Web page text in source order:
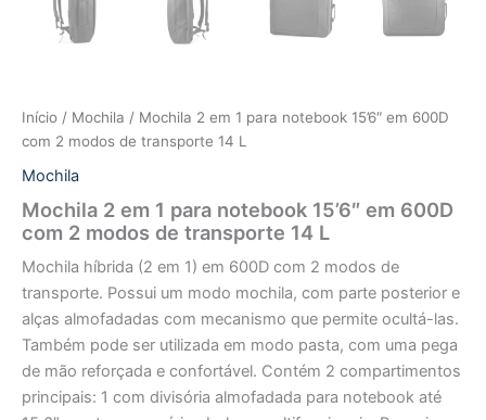
Início / Mochila / Mochila 2 em 1 para notebook 15’6″ em 600D
com 2 modos de transporte 14 L
Mochila
Mochila 2 em 1 para notebook 15’6″ em 600D
com 2 modos de transporte 14 L
Mochila híbrida (2 em 1) em 600D com 2 modos de
transporte. Possui um modo mochila, com parte posterior e
alças almofadadas com mecanismo que permite ocultá-las.
Também pode ser utilizada em modo pasta, com uma pega
de mão reforçada e confortável. Contém 2 compartimentos
principais: 1 com divisória almofadada para notebook até